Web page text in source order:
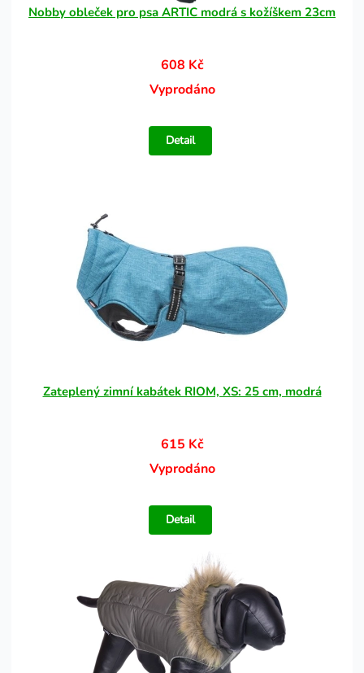
Nobby obleček pro psa ARTIC modrá s kožíškem 23cm
608 Kč
Vyprodáno
Detail
Zateplený zimní kabátek RIOM, XS: 25 cm, modrá
615 Kč
Vyprodáno
Detail